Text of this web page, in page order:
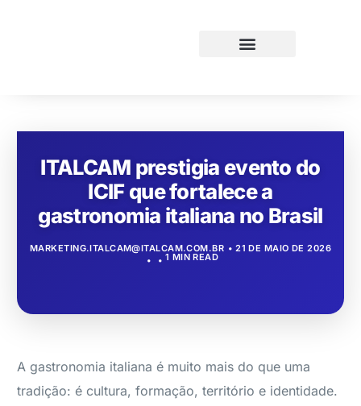
ITALCAM prestigia evento do
ICIF que fortalece a
gastronomia italiana no Brasil
MARKETING.ITALCAM@ITALCAM.COM.BR 21 DE MAIO DE 2026
1 MIN READ
A gastronomia italiana é muito mais do que uma
tradição: é cultura, formação, território e identidade.